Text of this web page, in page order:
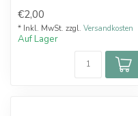
€2,00
* Inkl. MwSt. zzgl. Versandkosten
Auf Lager